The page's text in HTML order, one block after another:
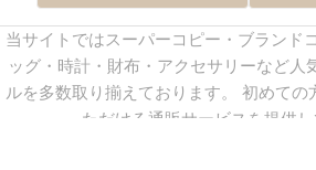
当サイトではスーパーコピー・ブランド
ッグ・時計・財布・アクセサリーなど人
ルを多数取り揃えております。 初めての
ただける通販サービスを提供し